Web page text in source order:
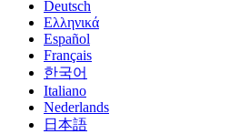
Deutsch
Ελληνικά
Español
Français
한국어
Italiano
Nederlands
日本語